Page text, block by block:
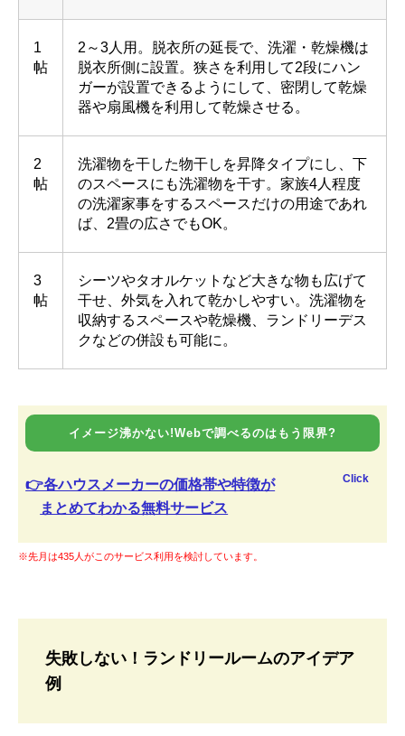
1
帖
2～3人用。脱衣所の延長で、洗濯・乾燥機は
脱衣所側に設置。狭さを利用して2段にハン
ガーが設置できるようにして、密閉して乾燥
器や扇風機を利用して乾燥させる。
2
帖
洗濯物を干した物干しを昇降タイプにし、下
のスペースにも洗濯物を干す。家族4人程度
の洗濯家事をするスペースだけの用途であれ
ば、2畳の広さでもOK。
3
帖
シーツやタオルケットなど大きな物も広げて
干せ、外気を入れて乾かしやすい。洗濯物を
収納するスペースや乾燥機、ランドリーデス
クなどの併設も可能に。
イメージ沸かない!Webで調べるのはもう限界?
👉各ハウスメーカーの価格帯や特徴が
まとめてわかる無料サービス
Click
※先月は435人がこのサービス利用を検討しています。
失敗しない！ランドリールームのアイデア
例